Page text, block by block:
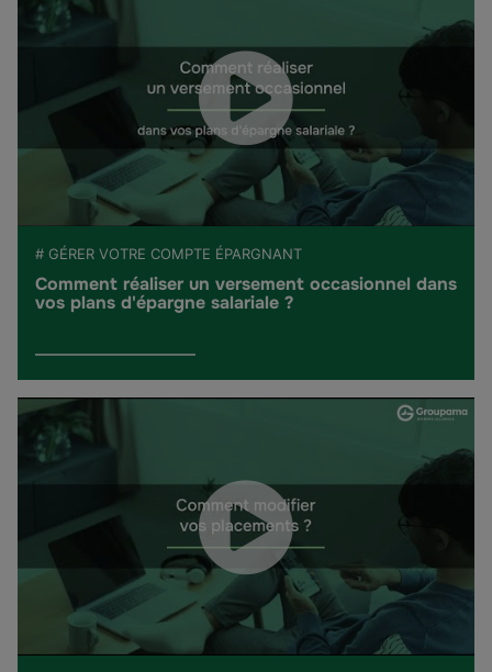
# GÉRER VOTRE COMPTE ÉPARGNANT
Comment réaliser un versement occasionnel dans
vos plans d'épargne salariale ?